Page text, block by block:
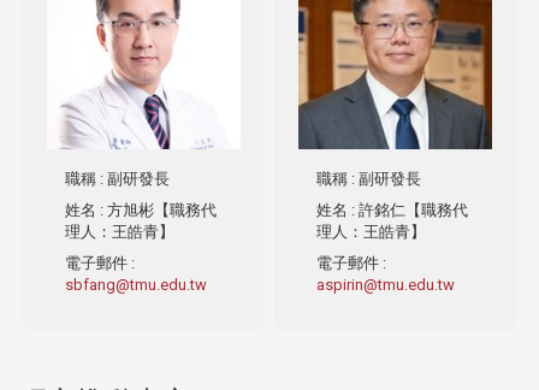
職稱 : 副研發長
姓名 : 方旭彬【職務代
理人：王皓青】
電子郵件 :
sbfang@tmu.edu.tw
職稱 : 副研發長
姓名 : 許銘仁【職務代
理人：王皓青】
電子郵件 :
aspirin@tmu.edu.tw